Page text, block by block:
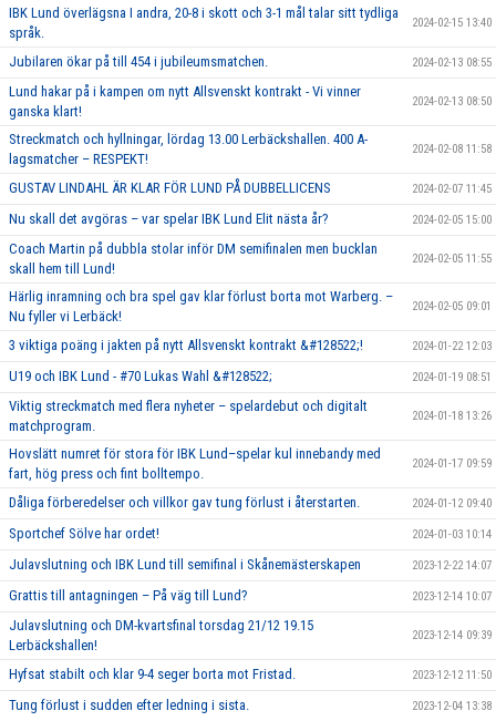
IBK Lund överlägsna I andra, 20-8 i skott och 3-1 mål talar sitt tydliga
språk.
2024-02-15 13:40
Jubilaren ökar på till 454 i jubileumsmatchen. 2024-02-13 08:55
Lund hakar på i kampen om nytt Allsvenskt kontrakt - Vi vinner
ganska klart!
2024-02-13 08:50
Streckmatch och hyllningar, lördag 13.00 Lerbäckshallen. 400 A-
lagsmatcher – RESPEKT!
2024-02-08 11:58
GUSTAV LINDAHL ÄR KLAR FÖR LUND PÅ DUBBELLICENS 2024-02-07 11:45
Nu skall det avgöras – var spelar IBK Lund Elit nästa år? 2024-02-05 15:00
Coach Martin på dubbla stolar inför DM semifinalen men bucklan
skall hem till Lund!
2024-02-05 11:55
Härlig inramning och bra spel gav klar förlust borta mot Warberg. –
Nu fyller vi Lerbäck!
2024-02-05 09:01
3 viktiga poäng i jakten på nytt Allsvenskt kontrakt &#128522;! 2024-01-22 12:03
U19 och IBK Lund - #70 Lukas Wahl &#128522; 2024-01-19 08:51
Viktig streckmatch med flera nyheter – spelardebut och digitalt
matchprogram.
2024-01-18 13:26
Hovslätt numret för stora för IBK Lund–spelar kul innebandy med
fart, hög press och fint bolltempo.
2024-01-17 09:59
Dåliga förberedelser och villkor gav tung förlust i återstarten. 2024-01-12 09:40
Sportchef Sölve har ordet! 2024-01-03 10:14
Julavslutning och IBK Lund till semifinal i Skånemästerskapen 2023-12-22 14:07
Grattis till antagningen – På väg till Lund? 2023-12-14 10:07
Julavslutning och DM-kvartsfinal torsdag 21/12 19.15
Lerbäckshallen!
2023-12-14 09:39
Hyfsat stabilt och klar 9-4 seger borta mot Fristad. 2023-12-12 11:50
Tung förlust i sudden efter ledning i sista. 2023-12-04 13:38